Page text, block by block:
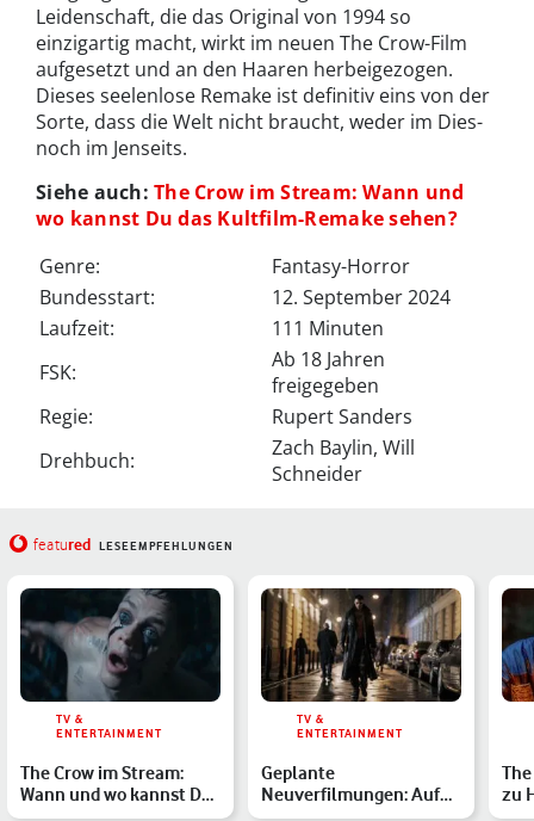
Leidenschaft, die das Original von 1994 so
einzigartig macht, wirkt im neuen The Crow-Film
aufgesetzt und an den Haaren herbeigezogen.
Dieses seelenlose Remake ist definitiv eins von der
Sorte, dass die Welt nicht braucht, weder im Dies-
noch im Jenseits.
Siehe auch:The Crow im Stream: Wann und
wo kannst Du das Kultfilm-Remake sehen?
Genre:
Fantasy-Horror
Bundesstart:
12. September 2024
Laufzeit:
111 Minuten
FSK:
Ab 18 Jahren
freigegeben
Regie:
Rupert Sanders
Drehbuch:
Zach Baylin, Will
Schneider
featured LESEEMPFEHLUNGEN
TV &
ENTERTAINMENT
The Crow im Stream:
Wann und wo kannst Du
das Kultfilm-Remake
TV &
ENTERTAINMENT
Geplante
Neuverfilmungen: Auf
diese 5 Reboots freuen
zu